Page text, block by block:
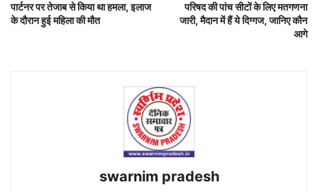
पार्टनर पर तेजाब से किया था हमला, इलाज
के दौरान हुई महिला की मौत
परिषद की पांच सीटों के लिए मतगणना
जारी, मैदान में हैं ये दिग्गज, जानिए कौन
आगे
swarnim pradesh